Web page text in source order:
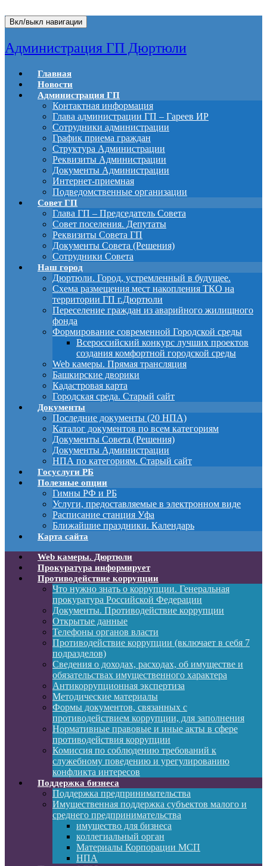
Вкл/выкл навигации
Администрация ГП Дюртюли
Главная
Новости
Администрация ГП
Контактная информация
Глава администрации ГП – Гареев ИР
Сотрудники администрации
График приема граждан
Структура Администрации
Реквизиты Администрации
Документы Администрации
Интернет-приемная
Подведомственные организации
Совет ГП
Глава ГП – Председатель Совета
Совет поселения. Депутаты
Реквизиты Совета ГП
Документы Совета (Решения)
Сотрудники Совета
Наш город
Дюртюли. Город, устремленный в будущее.
Схема размещения мест накопления ТКО на
территории ГП г.Дюртюли
Переселение граждан из аварийного жилищного
фонда
Формирование современной Городской среды
Всероссийский конкурс лучших проектов
создания комфортной городской среды
Web камеры. Прямая трансляция
Башкирские дворики
Кадастровая карта
Городская среда. Старый сайт
Документы
Последние документы (20 НПА)
Каталог документов по всем категориям
Документы Совета (Решения)
Документы Администрации
НПА по категориям. Старый сайт
Госуслуги РБ
Полезные опции
Гимны РФ и РБ
Услуги, предоставляемые в электронном виде
Расписание станция Уфа
Ближайшие праздники. Календарь
Карта сайта
Web камеры. Дюртюли
Прокуратура информирует
Противодействие коррупции
Что нужно знать о коррупции. Генеральная
прокуратура Российской Федерации
Документы. Противодействие коррупции
Открытые данные
Телефоны органов власти
Противодействие коррупции (включает в себя 7
подразделов)
Сведения о доходах, расходах, об имуществе и
обязательствах имущественного характера
Антикоррупционная экспертиза
Методические материалы
Формы документов, связанных с
противодействием коррупции, для заполнения
Нормативные правовые и иные акты в сфере
противодействия коррупции
Комиссия по соблюдению требований к
служебному поведению и урегулированию
конфликта интересов
Поддержка бизнеса
Поддержка предпринимательства
Имущественная поддержка субъектов малого и
среднего предпринимательства
имущество для бизнеса
коллегиальный орган
Материалы Корпорации МСП
НПА